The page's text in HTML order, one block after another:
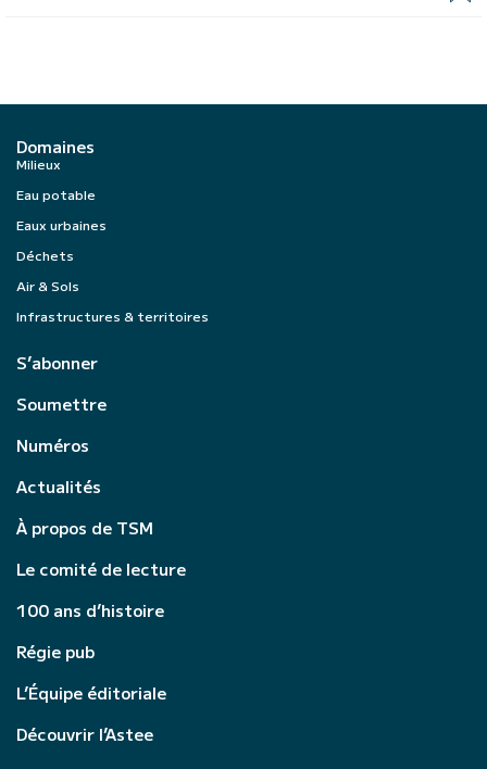
Domaines
Milieux
Eau potable
Eaux urbaines
Déchets
Air & Sols
Infrastructures & territoires
S’abonner
Soumettre
Numéros
Actualités
À propos de TSM
Le comité de lecture
100 ans d’histoire
Régie pub
L’Équipe éditoriale
Découvrir l’Astee